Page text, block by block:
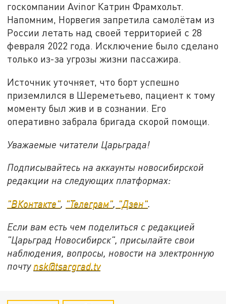
госкомпании Avinor Катрин Фрамхольт.
Напомним, Норвегия запретила самолётам из
России летать над своей территорией с 28
февраля 2022 года. Исключение было сделано
только из-за угрозы жизни пассажира.
Источник уточняет, что борт успешно
приземлился в Шереметьево, пациент к тому
моменту был жив и в сознании. Его
оперативно забрала бригада скорой помощи.
Уважаемые читатели Царьграда!
Подписывайтесь на аккаунты новосибирской
редакции на следующих платформах:
"ВКонтакте", "Телеграм", "Дзен".
Если вам есть чем поделиться с редакцией
"Царьград Новосибирск", присылайте свои
наблюдения, вопросы, новости на электронную
почту nsk@tsargrad.tv